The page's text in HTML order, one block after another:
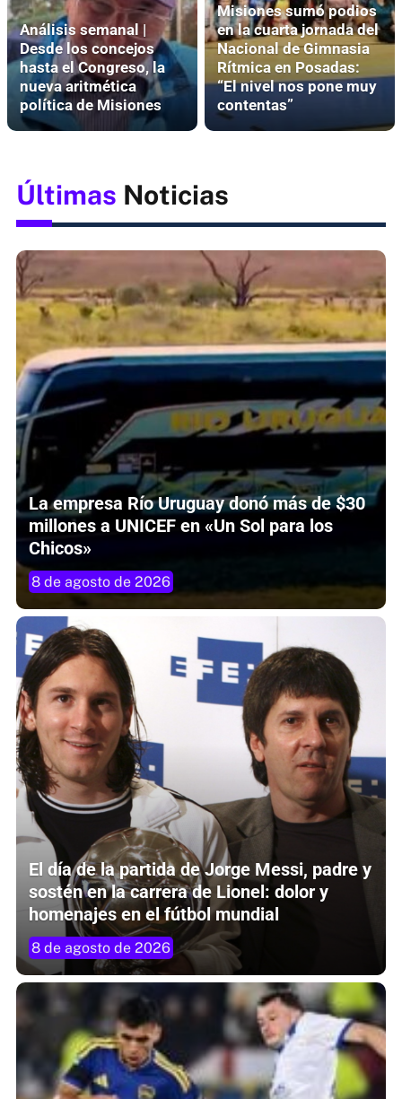
Análisis semanal |
Desde los concejos
hasta el Congreso, la
nueva aritmética
política de Misiones
Misiones sumó podios
en la cuarta jornada del
Nacional de Gimnasia
Rítmica en Posadas:
“El nivel nos pone muy
contentas”
Últimas Noticias
La empresa Río Uruguay donó más de $30
millones a UNICEF en «Un Sol para los
Chicos»
8 de agosto de 2026
El día de la partida de Jorge Messi, padre y
sostén en la carrera de Lionel: dolor y
homenajes en el fútbol mundial
8 de agosto de 2026